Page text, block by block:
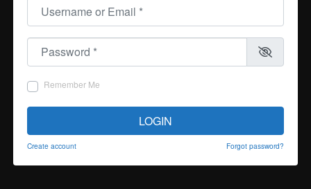
Username or Email
Password
Remember Me
LOGIN
Create account Forgot password?